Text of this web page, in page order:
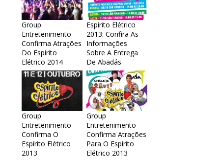
Group
Entretenimento
Confirma Atrações
Do Espírito
Elétrico 2014
Espírito Elétrico
2013: Confira As
Informações
Sobre A Entrega
De Abadás
Group
Entretenimento
Confirma O
Espírito Elétrico
2013
Group
Entretenimento
Confirma Atrações
Para O Espírito
Elétrico 2013